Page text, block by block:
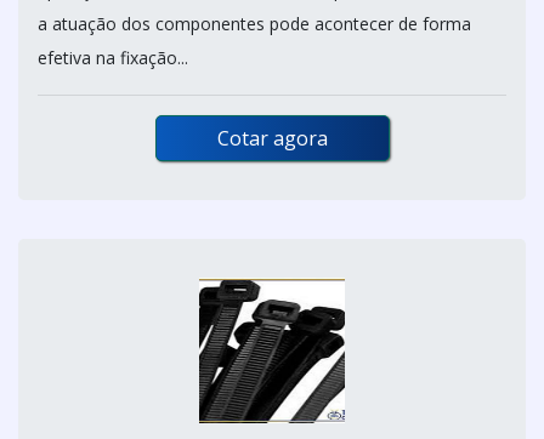
a atuação dos componentes pode acontecer de forma
efetiva na fixação...
Cotar agora